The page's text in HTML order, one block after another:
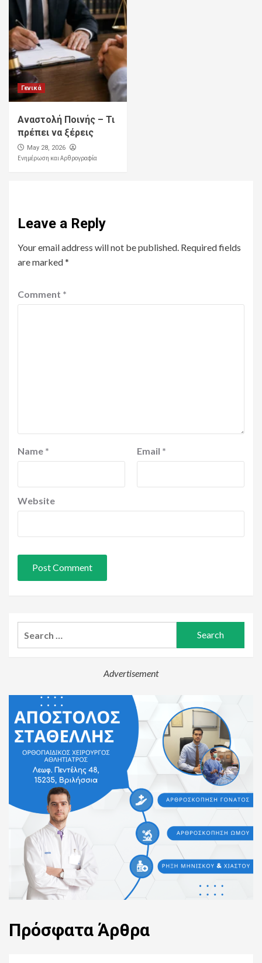
Γενικά
Αναστολή Ποινής – Τι
πρέπει να ξέρεις
May 28, 2026
Ενημέρωση και Αρθρογραφία
Leave a Reply
Your email address will not be published. Required fields
are marked*
Comment *
Name * Email *
Website
Advertisement
Πρόσφατα Άρθρα